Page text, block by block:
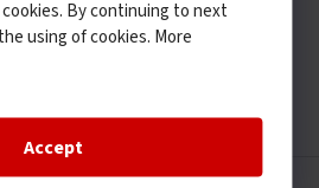
By continuing to next
using of cookies. More
Accept